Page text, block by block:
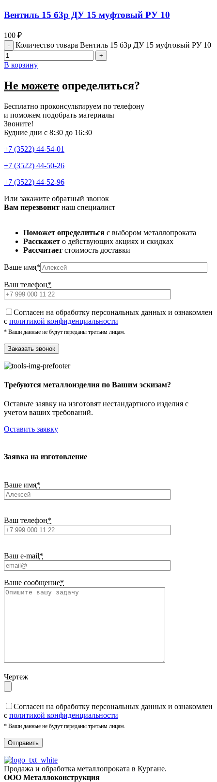
Вентиль 15 б3р ДУ 15 муфтовый РУ 10
100 ₽
Количество товара Вентиль 15 б3р ДУ 15 муфтовый РУ 10
В корзину
Не можете определиться?
Бесплатно проконсультируем по телефону
и поможем подобрать материалы
Звоните!
Будние дни с 8:30 до 16:30
+7 (3522) 44-54-01
+7 (3522) 44-50-26
+7 (3522) 44-52-96
Или закажите обратный звонок
Вам перезвонит наш специалист
Поможет определиться с выбором металлопроката
Расскажет о действующих акциях и скидках
Рассчитает стоимость доставки
Ваше имя*
Ваш телефон*
Cогласен на обработку персональных данных и ознакомлен
с политикой конфиденциальности
* Ваши данные не будут переданы третьим лицам.
Требуются металлоизделия по Вашим эскизам?
Оставьте заявку на изготовят нестандартного изделия с
учетом ваших требований.
Оставить заявку
Заявка на изготовление
Ваше имя*
Ваш телефон*
Ваш e-mail*
Ваше сообщение*
Чертеж
Cогласен на обработку персональных данных и ознакомлен
с политикой конфиденциальности
* Ваши данные не будут переданы третьим лицам.
Продажа и обработка металлопроката в Кургане.
ООО Металлоконструкция